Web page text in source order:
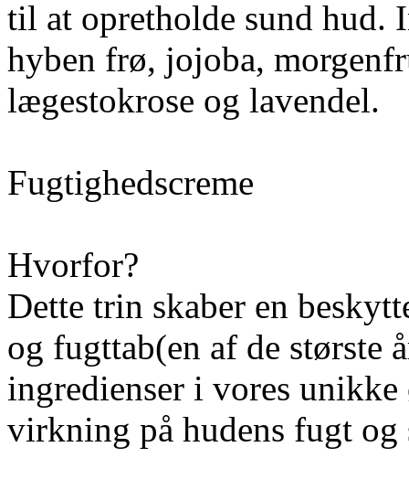
til at opretholde sund hud.
hyben frø, jojoba,
lægestokrose og lavendel.
Fugtighedscreme
Hvorfor?
Dette trin skaber en
og fugttab(en af de største
ingredienser i vores
virkning på hudens fugt og